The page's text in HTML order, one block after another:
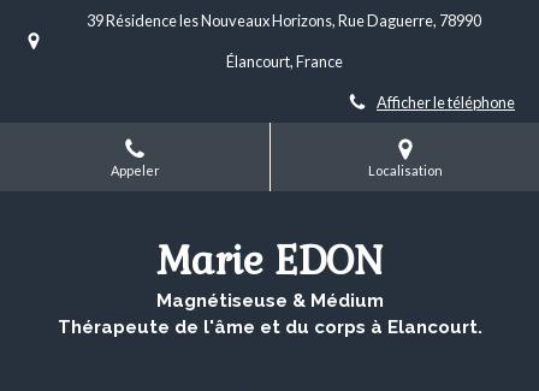
39 Résidence les Nouveaux Horizons, Rue Daguerre, 78990
Élancourt, France
Afficher le téléphone
Appeler Localisation
Marie EDON
Magnétiseuse & Médium
Thérapeute de l'âme et du corps à Elancourt.